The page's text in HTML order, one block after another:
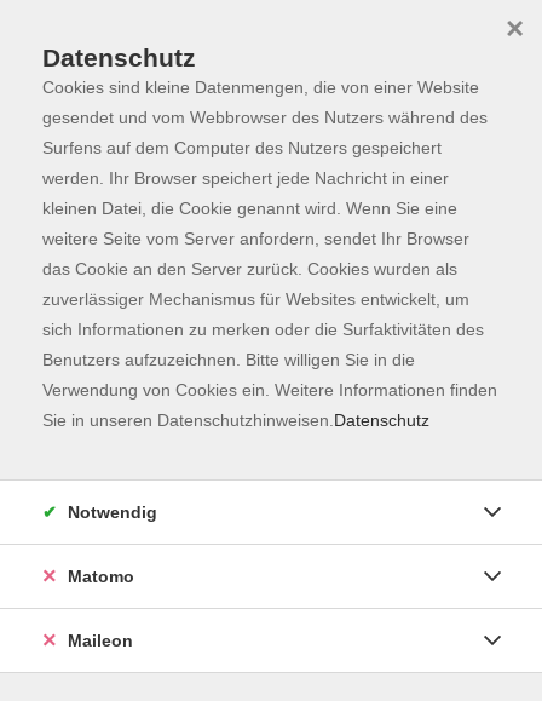
Skip to main content
Programm
Der Kurs konnte nicht gefunden werden.
Kontaktformular
Impressum
AGB
Datenschutzerklärung
Datenschutz
Cookies sind kleine Datenmengen, die von einer Website
gesendet und vom Webbrowser des Nutzers während des
Surfens auf dem Computer des Nutzers gespeichert
werden. Ihr Browser speichert jede Nachricht in einer
kleinen Datei, die Cookie genannt wird. Wenn Sie eine
weitere Seite vom Server anfordern, sendet Ihr Browser
das Cookie an den Server zurück. Cookies wurden als
zuverlässiger Mechanismus für Websites entwickelt, um
sich Informationen zu merken oder die Surfaktivitäten des
Benutzers aufzuzeichnen. Bitte willigen Sie in die
Verwendung von Cookies ein. Weitere Informationen finden
Sie in unseren Datenschutzhinweisen. Datenschutz
×
Notwendig
Matomo
Maileon